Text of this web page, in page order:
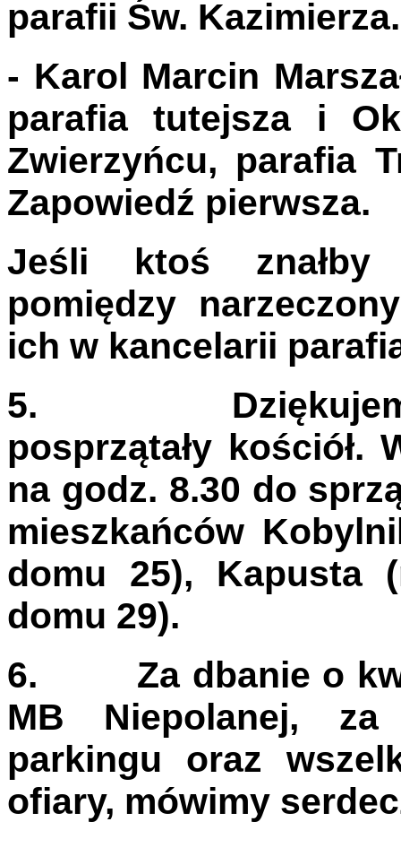
parafii Św.
- Karol Marcin
parafia tutejsza i
Zwierzyńcu, parafia
Zapowiedź pierwsza.
Jeśli ktoś znałby
pomiędzy
ich w kancelarii
5.
posprzątały kościół.
na godz. 8.30 do
mieszkańców
domu 25), Kapusta
domu 29).
6.
Za dbanie o
MB Niepolanej,
parkingu oraz
ofiary, mówimy